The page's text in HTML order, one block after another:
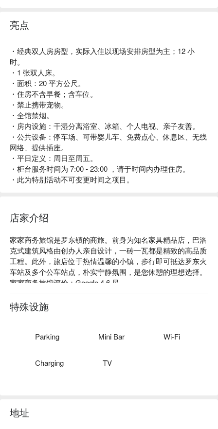
亮点
・经典双人房房型，实际入住以现场安排房型为主；12 小
时。
・1 张双人床。
・面积：20 平方公尺。
・住房不含早餐；含车位。
・禁止携带宠物。
・全馆禁烟。
・房内设施：干湿分离浴室、冰箱、个人电视、亲子友善。
・公共设备：停车场、可带婴儿车、免费点心、休息区、无线
网络、提供插座。
・平日定义：周日至周五。
・柜台服务时间为 7:00 - 23:00 ，请于时间内办理住房。
・此为特别活动不可变更时间之项目。
店家介绍
家家商务旅馆是罗东镇的商旅。前身为知名家具精品店，巴洛
克式建筑风格由创办人亲自设计，一砖一瓦都是精致的高品质
工程。此外，旅店位于热情温馨的小镇，步行即可抵达罗东火
车站及多个公车站点，朴实宁静氛围，是您休憩的理想选择。
家家商务旅馆评价：Google 4.6 星
家家商务旅馆推荐：提供设备齐全的舒适房型，公共空间配有
贴心茶点，宽敞环境带给每位旅客宾至如归的感受。邻近罗东
夜市、文化艺术中心、步道公园和梅花湖，轻松品味统美食，
馆、冬山及苏澳冷泉也十分方便，为您的旅程增添更多独特回
息方案立刻查看⬇︎
特殊设施
Parking Mini Bar Wi-Fi
Charging TV
地址